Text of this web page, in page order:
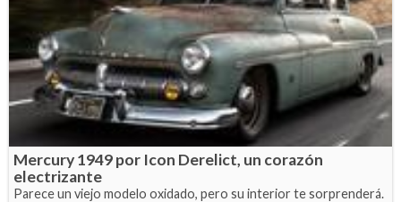
Mercury 1949 por Icon Derelict, un corazón
electrizante
Parece un viejo modelo oxidado, pero su interior te sorprenderá.